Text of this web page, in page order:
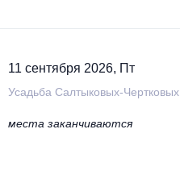
11 сентября 2026, Пт
Усадьба Салтыковых-Чертковых
места заканчиваются